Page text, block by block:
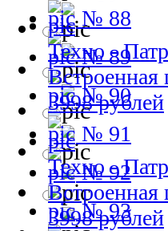
№ 88
№ 89
№ 90
№ 91
№ 92
№ 93
Техно -
3998 рублей
Техно -
3998 рублей